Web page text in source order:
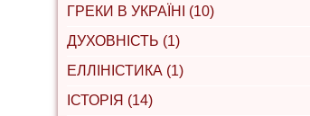
ГРЕКИ В УКРАЇНІ (10)
ДУХОВНІСТЬ (1)
ЕЛЛІНІСТИКА (1)
ІСТОРІЯ (14)